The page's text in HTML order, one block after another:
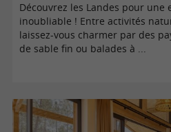
Découvrez les Landes pour une
inoubliable ! Entre activités
laissez-vous charmer par des
de sable fin ou balades à ...